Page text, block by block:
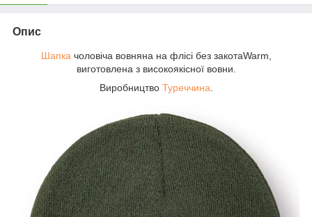
Опис
Шапка чоловіча вовняна на флісі без закотаWarm,
виготовлена з високоякісної вовни.
Виробництво Туреччина